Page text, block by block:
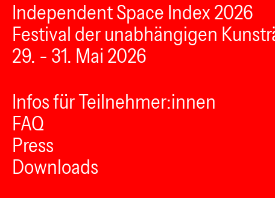
Independent Space Index 2026
Festival der unabhängigen
29. - 31. Mai 2026
Infos für Teilnehmer:innen
FAQ
Press
Downloads